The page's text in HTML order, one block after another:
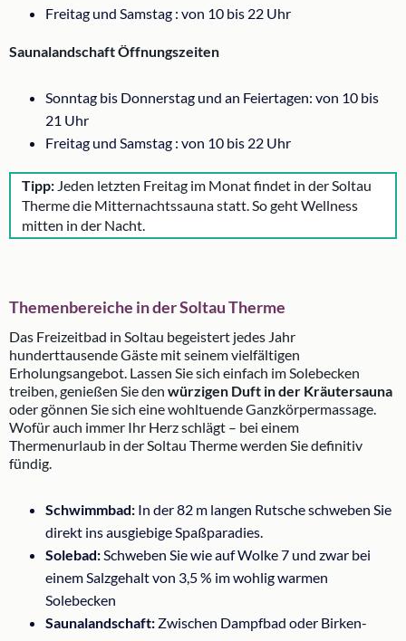
Freitag und Samstag : von 10 bis 22 Uhr
Saunalandschaft Öffnungszeiten
Sonntag bis Donnerstag und an Feiertagen: von 10 bis
21 Uhr
Freitag und Samstag : von 10 bis 22 Uhr
Tipp: Jeden letzten Freitag im Monat findet in der Soltau
Therme die Mitternachtssauna statt. So geht Wellness
mitten in der Nacht.
Themenbereiche in der Soltau Therme
Das Freizeitbad in Soltau begeistert jedes Jahr
hunderttausende Gäste mit seinem vielfältigen
Erholungsangebot. Lassen Sie sich einfach im Solebecken
treiben, genießen Sie den würzigen Duft in der Kräutersauna
oder gönnen Sie sich eine wohltuende Ganzkörpermassage.
Wofür auch immer Ihr Herz schlägt – bei einem
Thermenurlaub in der Soltau Therme werden Sie definitiv
fündig.
Schwimmbad: In der 82 m langen Rutsche schweben Sie
direkt ins ausgiebige Spaßparadies.
Solebad:Schweben Sie wie auf Wolke 7 und zwar bei
einem Salzgehalt von 3,5 % im wohlig warmen
Solebecken
Saunalandschaft: Zwischen Dampfbad oder Birken-